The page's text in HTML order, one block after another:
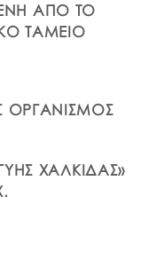
ΑΠΟ ΤΟ
ΤΑΜΕΙΟ
ΟΡΓΑΝΙΣΜΟΣ
ΧΑΛΚΙΔΑΣ»